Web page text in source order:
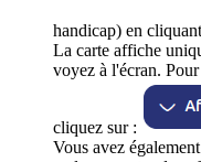
handicap) en
La carte affiche
voyez à l'écran.
cliquez sur :
Vous avez